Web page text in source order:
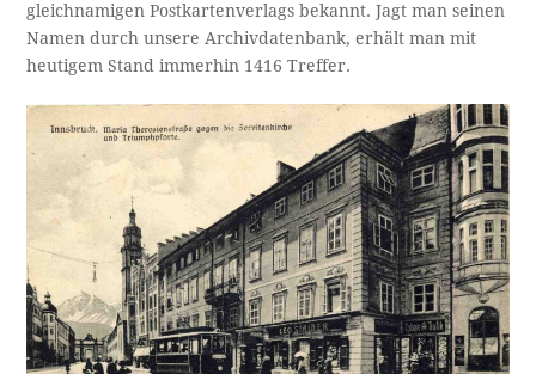
gleichnamigen Postkartenverlags bekannt. Jagt man seinen
Namen durch unsere Archivdatenbank, erhält man mit
heutigem Stand immerhin 1416 Treffer.